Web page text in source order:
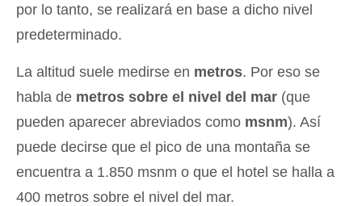
por lo tanto, se realizará en base a dicho nivel
predeterminado.
La altitud suele medirse en metros. Por eso se
habla de metros sobre el nivel del mar (que
pueden aparecer abreviados como msnm). Así
puede decirse que el pico de una montaña se
encuentra a 1.850 msnm o que el hotel se halla a
400 metros sobre el nivel del mar.